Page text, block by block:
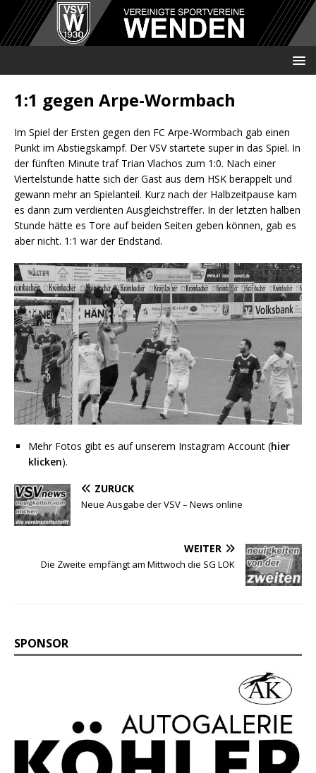
1:1 gegen Arpe-Wormbach
Im Spiel der Ersten gegen den FC Arpe-Wormbach gab einen
Punkt im Abstiegskampf. Der VSV startete super in das Spiel. In
der fünften Minute traf Trian Vlachos zum 1:0. Nach einer
Viertelstunde hatte sich der Gast aus dem HSK berappelt und
gewann mehr an Spielanteil. Kurz nach der Halbzeitpause kam
es dann zum verdienten Ausgleichstreffer. In der letzten halben
Stunde hätte es Tore auf beiden Seiten geben können, gab es
aber nicht. 1:1 war der Endstand.
Mehr Fotos gibt es auf unserem Instagram Account (hier
klicken).
ZURÜCK
Neue Ausgabe der VSV – News online
WEITER
Die Zweite empfängt am Mittwoch die SG LOK
SPONSOR